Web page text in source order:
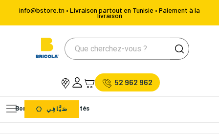
info@bstore.tn • Livraison partout en Tunisie • Paiement à la
livraison
52 962 962
Bons Plans Nouveautés
صَيَّافِي